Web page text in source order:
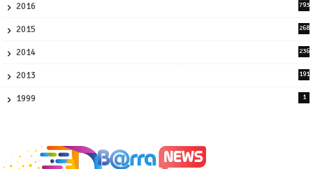
2016
793
2015
268
2014
236
2013
191
1999 1